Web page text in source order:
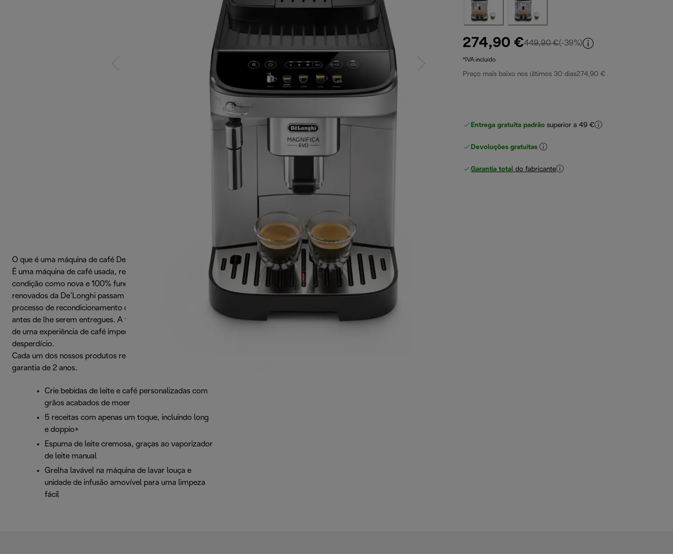
274,90 €449,90 €preço original 449,90 €
(-39%)
*IVA incluído
Preço mais baixo nos últimos 30 dias274,90 €
Entrega gratuita padrão superior a 49 €
Devoluções gratuitas
Garantia total do fabricante
O que é uma máquina de café De'Longhi Renova?
É uma máquina de café usada, restaurada para uma
condição como nova e 100% funcional. Os produtos
renovados da De’Longhi passam por um rigoroso
processo de recondicionamento que inclui vários testes
antes de lhe serem entregues. A forma ideal de desfrutar
de uma experiência de café impecável, reduzindo o
desperdício.
Cada um dos nossos produtos recondicionados tem uma
garantia de 2 anos.
Crie bebidas de leite e café personalizadas com
grãos acabados de moer
5 receitas com apenas um toque, incluindo long
e doppio+
Espuma de leite cremosa, graças ao vaporizador
de leite manual
Grelha lavável na máquina de lavar louça e
unidade de infusão amovível para uma limpeza
fácil